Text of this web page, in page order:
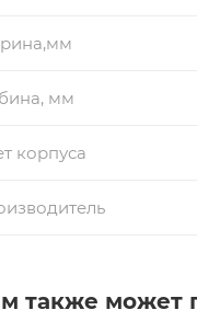
мм
корпуса
также может